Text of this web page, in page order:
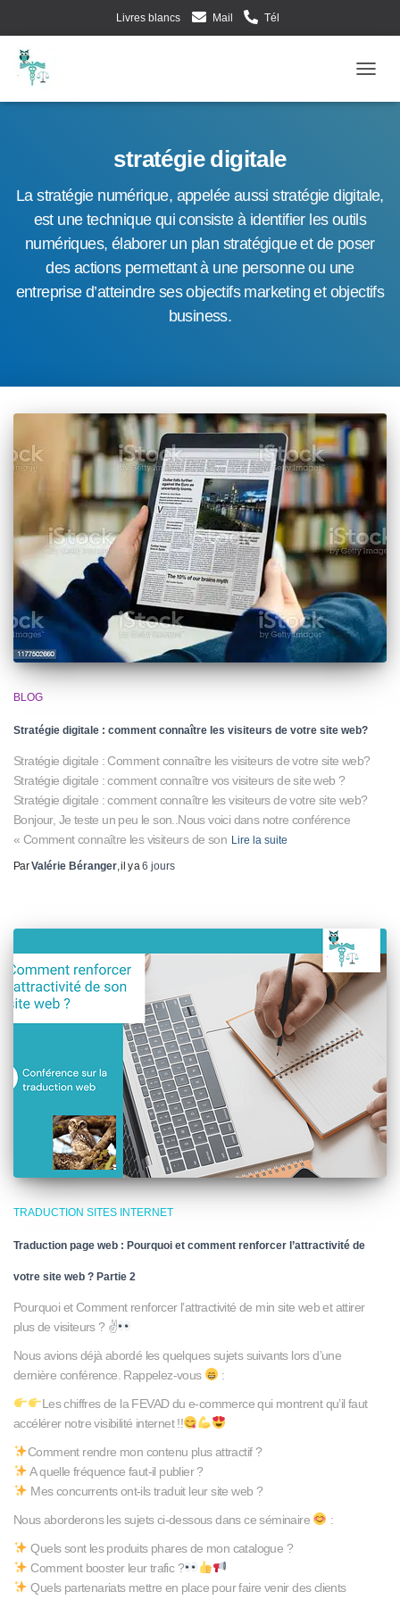
Livres blancs Mail Tél
stratégie digitale
La stratégie numérique, appelée aussi stratégie digitale,
est une technique qui consiste à identifier les outils
numériques, élaborer un plan stratégique et de poser
des actions permettant à une personne ou une
entreprise d’atteindre ses objectifs marketing et objectifs
business.
BLOG
Stratégie digitale : comment connaître les visiteurs de votre site web?
Stratégie digitale : Comment connaître les visiteurs de votre site web?
Stratégie digitale : comment connaître vos visiteurs de site web ?
Stratégie digitale : comment connaître les visiteurs de votre site web?
Bonjour, Je teste un peu le son..Nous voici dans notre conférence
« Comment connaître les visiteurs de son Lire la suite
ParValérie Béranger, il y a6 jours
TRADUCTION SITES INTERNET
Traduction page web : Pourquoi et comment renforcer l’attractivité de
votre site web ? Partie 2
Pourquoi et Comment renforcer l’attractivité de min site web et attirer
plus de visiteurs ? ✌
Nous avions déjà abordé les quelques sujets suivants lors d’une
dernière conférence. Rappelez-vous
:
Les chiffres de la FEVAD du e-commerce qui montrent qu’il faut
accélérer notre visibilité internet !!
Comment rendre mon contenu plus attractif ?
A quelle fréquence faut-il publier ?
Mes concurrents ont-ils traduit leur site web ?
Nous aborderons les sujets ci-dessous dans ce séminaire
:
Quels sont les produits phares de mon catalogue ?
Comment booster leur trafic ?
Quels partenariats mettre en place pour faire venir des clients